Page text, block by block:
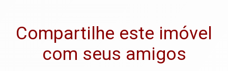
Compartilhe este imóvel
com seus amigos